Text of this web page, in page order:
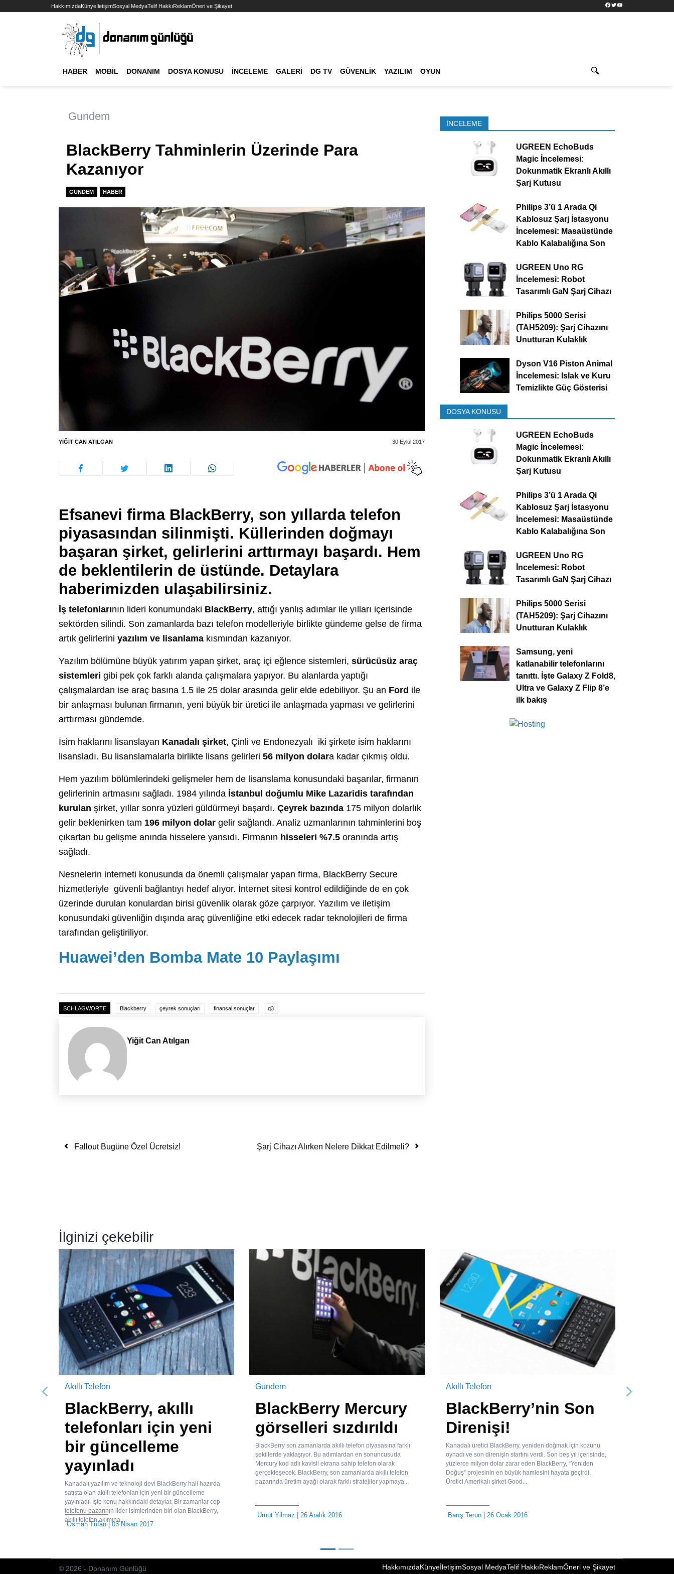
HakkımızdaKünyeİletişimSosyal MedyaTelif HakkıReklamÖneri ve Şikayet Facebook
TwitterYouTube
HABER MOBIL DONANIM DOSYA KONUSU İNCELEME GALERI DG TV GÜVENLIK YAZILIM OYUN
Gundem
BlackBerry Tahminlerin Üzerinde Para
Kazanıyor
GUNDEM HABER
YIĞIT CAN ATILGAN 30 Eylül 2017
Efsanevi firma BlackBerry, son yıllarda telefon
piyasasından silinmişti. Küllerinden doğmayı
başaran şirket, gelirlerini arttırmayı başardı. Hem
de beklentilerin de üstünde. Detaylara
haberimizden ulaşabilirsiniz.
İş telefonlarının lideri konumundaki BlackBerry, attığı yanlış adımlar ile yılları içerisinde
sektörden silindi. Son zamanlarda bazı telefon modelleriyle birlikte gündeme gelse de firma
artık gelirlerini yazılım ve lisanlama kısmından kazanıyor.
Yazılım bölümüne büyük yatırım yapan şirket, araç içi eğlence sistemleri, sürücüsüz araç
sistemleri gibi pek çok farklı alanda çalışmalara yapıyor. Bu alanlarda yaptığı
çalışmalardan ise araç basına 1.5 ile 25 dolar arasında gelir elde edebiliyor. Şu an Ford ile
bir anlaşması bulunan firmanın, yeni büyük bir üretici ile anlaşmada yapması ve gelirlerini
arttırması gündemde.
İsim haklarını lisanslayan Kanadalı şirket, Çinli ve Endonezyalı iki şirkete isim haklarını
lisansladı. Bu lisanslamalarla birlikte lisans gelirleri 56 milyon dolara kadar çıkmış oldu.
Hem yazılım bölümlerindeki gelişmeler hem de lisanslama konusundaki başarılar, firmanın
gelirlerinin artmasını sağladı. 1984 yılında İstanbul doğumlu Mike Lazaridis tarafından
kurulan şirket, yıllar sonra yüzleri güldürmeyi başardı. Çeyrek bazında 175 milyon dolarlık
gelir beklenirken tam 196 milyon dolar gelir sağlandı. Analiz uzmanlarının tahminlerini boş
çıkartan bu gelişme anında hisselere yansıdı. Firmanın hisseleri %7.5 oranında artış
sağladı.
Nesnelerin interneti konusunda da önemli çalışmalar yapan firma, BlackBerry Secure
hizmetleriyle güvenli bağlantıyı hedef alıyor. İnternet sitesi kontrol edildiğinde de en çok
üzerinde durulan konulardan birisi güvenlik olarak göze çarpıyor. Yazılım ve iletişim
konusundaki güvenliğin dışında araç güvenliğine etki edecek radar teknolojileri de firma
tarafından geliştiriliyor.
Huawei’den Bomba Mate 10 Paylaşımı
SCHLAGWORTE Blackberry çeyrek sonuçları finansal sonuçlar q3
Yiğit Can Atılgan
Yazı dolaşımı
Fallout Bugüne Özel Ücretsiz! Şarj Cihazı Alırken Nelere Dikkat Edilmeli?
İNCELEME
UGREEN EchoBuds
Magic İncelemesi:
Dokunmatik Ekranlı Akıllı
Şarj Kutusu
Philips 3’ü 1 Arada Qi
Kablosuz Şarj İstasyonu
İncelemesi: Masaüstünde
Kablo Kalabalığına Son
UGREEN Uno RG
İncelemesi: Robot
Tasarımlı GaN Şarj Cihazı
Philips 5000 Serisi
(TAH5209): Şarj Cihazını
Unutturan Kulaklık
Dyson V16 Piston Animal
İncelemesi: Islak ve Kuru
Temizlikte Güç Gösterisi
DOSYA KONUSU
UGREEN EchoBuds
Magic İncelemesi:
Dokunmatik Ekranlı Akıllı
Şarj Kutusu
Philips 3’ü 1 Arada Qi
Kablosuz Şarj İstasyonu
İncelemesi: Masaüstünde
Kablo Kalabalığına Son
UGREEN Uno RG
İncelemesi: Robot
Tasarımlı GaN Şarj Cihazı
Philips 5000 Serisi
(TAH5209): Şarj Cihazını
Unutturan Kulaklık
Samsung, yeni
katlanabilir telefonlarını
tanıttı. İşte Galaxy Z Fold8,
Ultra ve Galaxy Z Flip 8’e
ilk bakış
İlginizi çekebilir
Akıllı Telefon
BlackBerry, akıllı
telefonları için yeni
bir güncelleme
yayınladı
Kanadalı yazılım ve teknoloji devi BlackBerry hali hazırda
satışta olan akıllı telefonları için yeni bir güncelleme
yayınladı. İşte konu hakkındaki detaylar. Bir zamanlar cep
telefonu pazarının lider isimlerinden biri olan BlackBerry,
akıllı telefon akımına...
Osman Tufan| 03 Nisan 2017
Gundem
BlackBerry Mercury
görselleri sızdırıldı
BlackBerry son zamanlarda akıllı telefon piyasasına farklı
şekillerde yaklaşıyor. Bu adımlardan en sonuncusuda
Mercury kod adlı kavisli ekrana sahip telefon olarak
gerçekleşecek. BlackBerry, son zamanlarda akıllı telefon
pazarında üretim ayağı olarak farklı stratejiler yapmaya...
Umut Yilmaz | 26 Aralık 2016
Akıllı Telefon
BlackBerry’nin Son
Direnişi!
Kanadalı üretici BlackBerry, yeniden doğmak için kozunu
oynadı ve son direnişin startını verdi. Son beş yıl içerisinde,
yüzlerce milyon dolar zarar eden BlackBerry, “Yeniden
Doğuş” projesinin en büyük hamlesini hayata geçirdi.
Üretici Amerikalı şirket Good...
Barış Terun| 26 Ocak 2016
Önceki Sonraki
© 2026 - Donanım Günlüğü HakkımızdaKünyeİletişimSosyal MedyaTelif HakkıReklamÖneri ve Şikayet